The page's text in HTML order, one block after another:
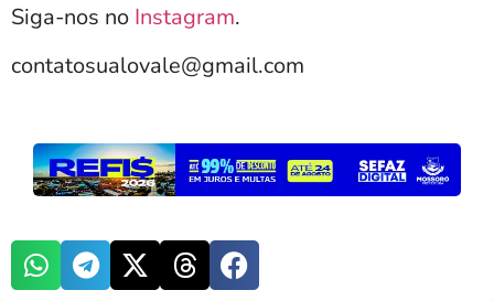
Siga-nos no Instagram.
contatosualovale@gmail.com